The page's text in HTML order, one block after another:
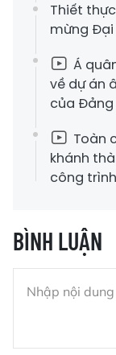
Thiết
mừng
Á
về dự án
của Đảng
Toàn
khánh
công
BÌNH LUẬN